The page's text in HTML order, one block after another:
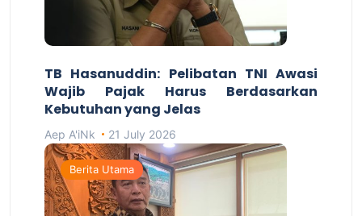
TB Hasanuddin: Pelibatan TNI Awasi
Wajib Pajak Harus Berdasarkan
Kebutuhan yang Jelas
Aep A'iNk 21 July 2026
Berita Utama